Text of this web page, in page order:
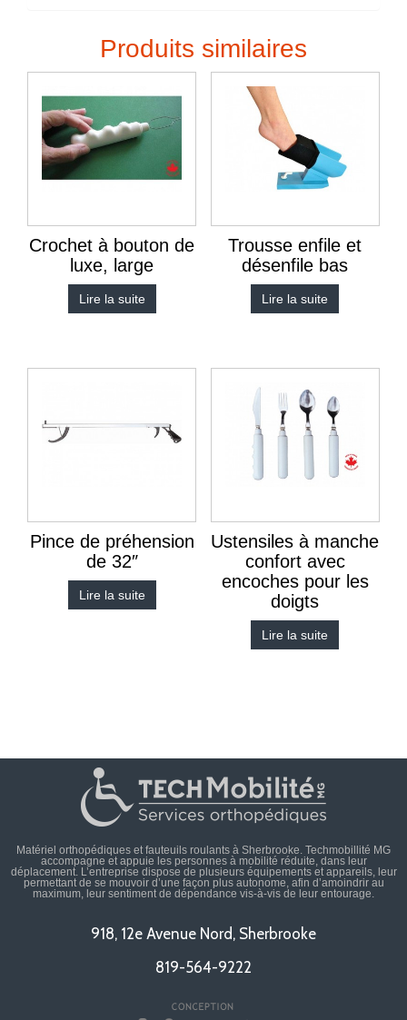
Produits similaires
Crochet à bouton de
luxe, large
Lire la suite
Trousse enfile et
désenfile bas
Lire la suite
Pince de préhension
de 32″
Lire la suite
Ustensiles à manche
confort avec
encoches pour les
doigts
Lire la suite
Matériel orthopédiques et fauteuils roulants à Sherbrooke. Techmobillité MG
accompagne et appuie les personnes à mobilité réduite, dans leur
déplacement. L’entreprise dispose de plusieurs équipements et appareils, leur
permettant de se mouvoir d’une façon plus autonome, afin d’amoindrir au
maximum, leur sentiment de dépendance vis-à-vis de leur entourage.
918, 12e Avenue Nord, Sherbrooke
819-564-9222